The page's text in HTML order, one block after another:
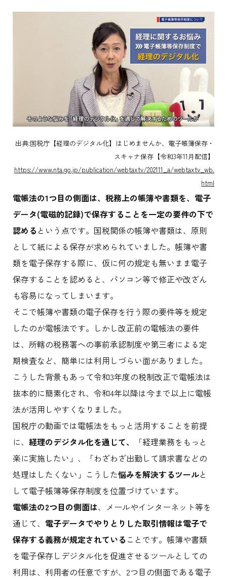
出典:国税庁【経理のデジタル化】はじめませんか、電子帳簿保存・
スキャナ保存【令和3年11月配信】
https://www.nta.go.jp/publication/webtaxtv/202111_a/webtaxtv_wb.
html
電帳法の1つ目の側面は、税務上の帳簿や書類を、電子
データ(電磁的記録)で保存することを一定の要件の下で
認める という点です。国税関係の帳簿や書類は、原則
として紙による保存が求められていました。帳簿や書
類を電子保存する際に、仮に何の規定も無いまま電子
保存することを認めると、パソコン等で修正や改ざん
も容易になってしまいます。
そこで帳簿や書類の電子保存を行う際の要件等を規定
したのが電帳法です。しかし改正前の電帳法の要件
は、所轄の税務署への事前承認制度や第三者による定
期検査など、簡単には利用しづらい面がありました。
こうした背景もあって令和3年度の税制改正で電帳法は
抜本的に簡素化され、令和4年以降は今まで以上に電帳
法が活用しやすくなりました。
国税庁の動画では電帳法をもっと活用することを前提
に、 経理のデジタル化を通じて、
「経理業務をもっと
楽に実施したい」、「わざわざ出勤して請求書などの
処理はしたくない」こうした悩みを解決するツールと
して電子帳簿等保存制度を位置づけています。
電帳法の2つ目の側面は、メールやインターネット等を
通じて、 電子データでやりとりした取引情報は電子で
保存する義務が規定されている ことです。帳簿や書類
を電子保存しデジタル化を促進させるツールとしての
利用は、利用者の任意ですが、2つ目の側面である電子